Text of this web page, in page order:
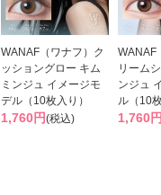
WANAF（ワナフ）ク
ッショングロー キム
ミンジュ イメージモ
デル（10枚入り）
1,760円(税込)
WANAF
リーム
ンジュ
ル（10
1,760